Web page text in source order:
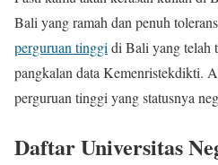
Bali yang ramah dan penuh
perguruan tinggi di Bali yang telah
pangkalan data Kemenristekdikti.
perguruan tinggi yang statusnya
Daftar Universitas